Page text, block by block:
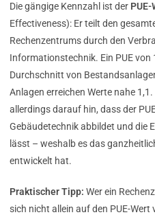
Die gängige Kennzahl ist der PUE-
Effectiveness): Er teilt den
Rechenzentrums durch den
Informationstechnik. Ein PUE von
Durchschnitt von
Anlagen erreichen Werte nahe
allerdings darauf hin, dass der
Gebäudetechnik abbildet und die
lässt – weshalb es das
entwickelt hat.
Praktischer Tipp: Wer ein
sich nicht allein auf den PUE-Wert